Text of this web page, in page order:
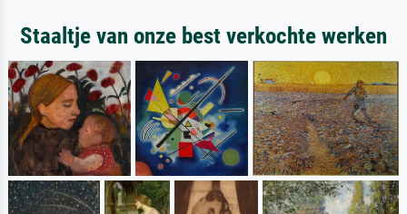
Staaltje van onze best verkochte werken